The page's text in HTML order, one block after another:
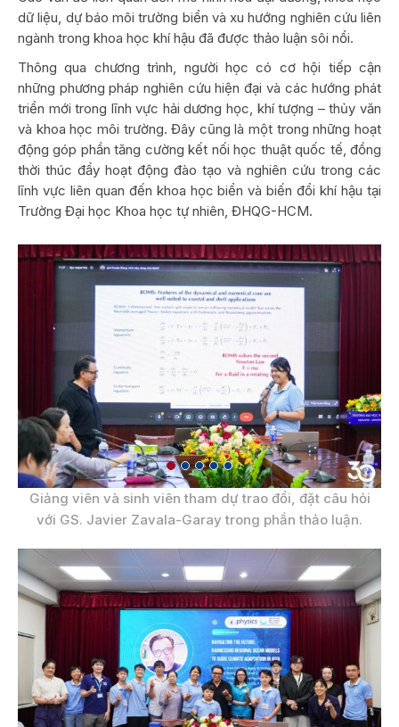
dữ liệu, dự báo môi trường biển và xu hướng nghiên cứu liên
ngành trong khoa học khí hậu đã được thảo luận sôi nổi.
Thông qua chương trình, người học có cơ hội tiếp cận
những phương pháp nghiên cứu hiện đại và các hướng phát
triển mới trong lĩnh vực hải dương học, khí tượng – thủy văn
và khoa học môi trường. Đây cũng là một trong những hoạt
động góp phần tăng cường kết nối học thuật quốc tế, đồng
thời thúc đẩy hoạt động đào tạo và nghiên cứu trong các
lĩnh vực liên quan đến khoa học biển và biến đổi khí hậu tại
Trường Đại học Khoa học tự nhiên, ĐHQG-HCM.
Giảng viên và sinh viên tham dự trao đổi, đặt câu hỏi
với GS. Javier Zavala-Garay trong phần thảo luận.